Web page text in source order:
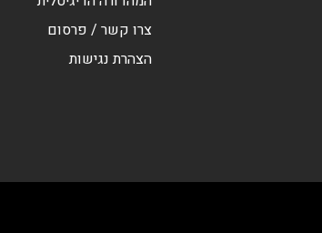
צרו קשר / פרסום
הצהרת נגישות